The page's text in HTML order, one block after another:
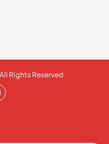
Rights Reserved